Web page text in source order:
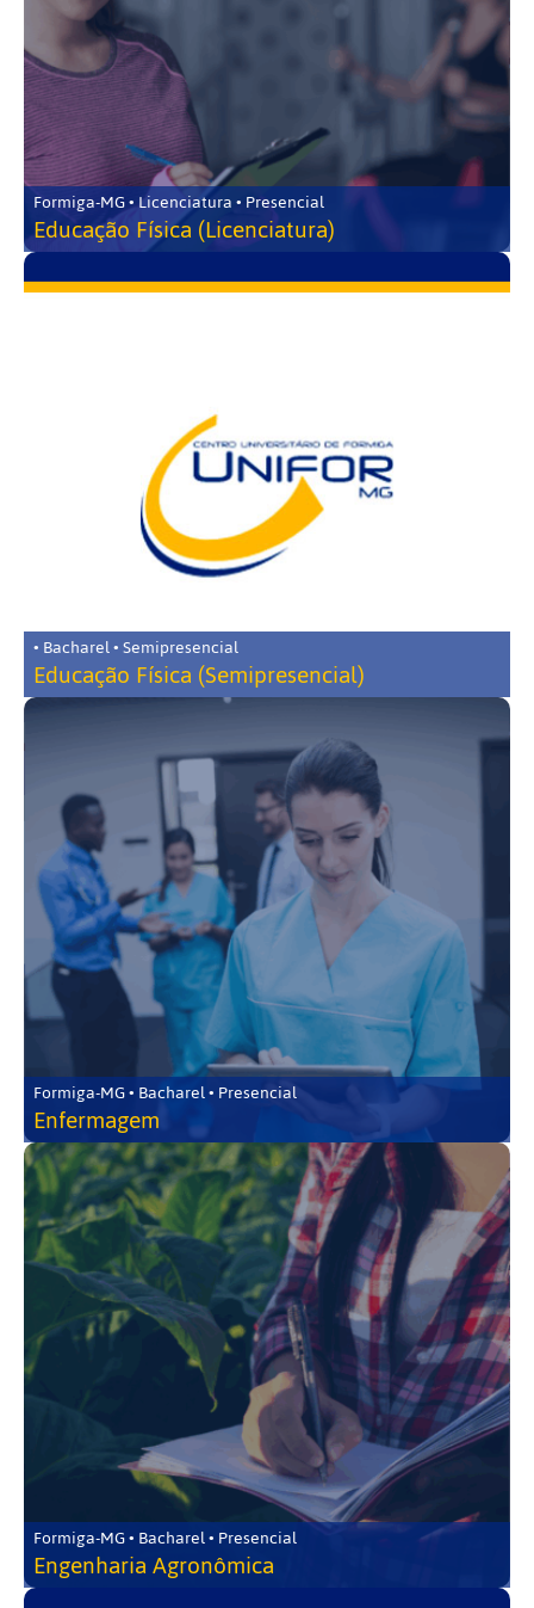
Formiga-MG • Licenciatura • Presencial
Educação Física (Licenciatura)
• Bacharel • Semipresencial
Educação Física (Semipresencial)
Formiga-MG • Bacharel • Presencial
Enfermagem
Formiga-MG • Bacharel • Presencial
Engenharia Agronômica